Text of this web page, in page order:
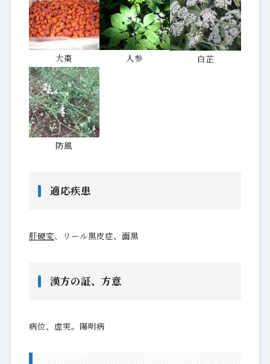
大棗 人参 白芷
防風
適応疾患
肝硬変、リール黒皮症、面黒
漢方の証、方意
病位、虚実。陽明病